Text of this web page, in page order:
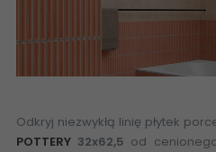
Odkryj niezwykłą linię płytek
POTTERY 32x62,5 od